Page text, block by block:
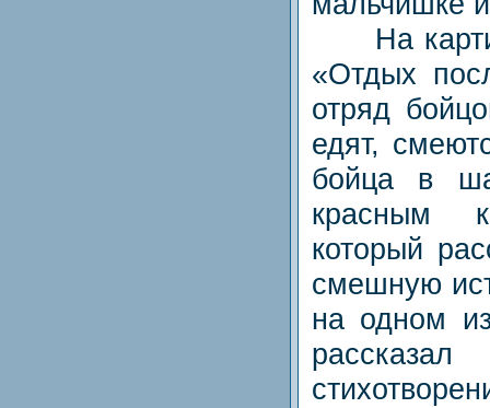
На
«Отдых
отряд
едят,
бойца в
красным
который
смешную
на одном